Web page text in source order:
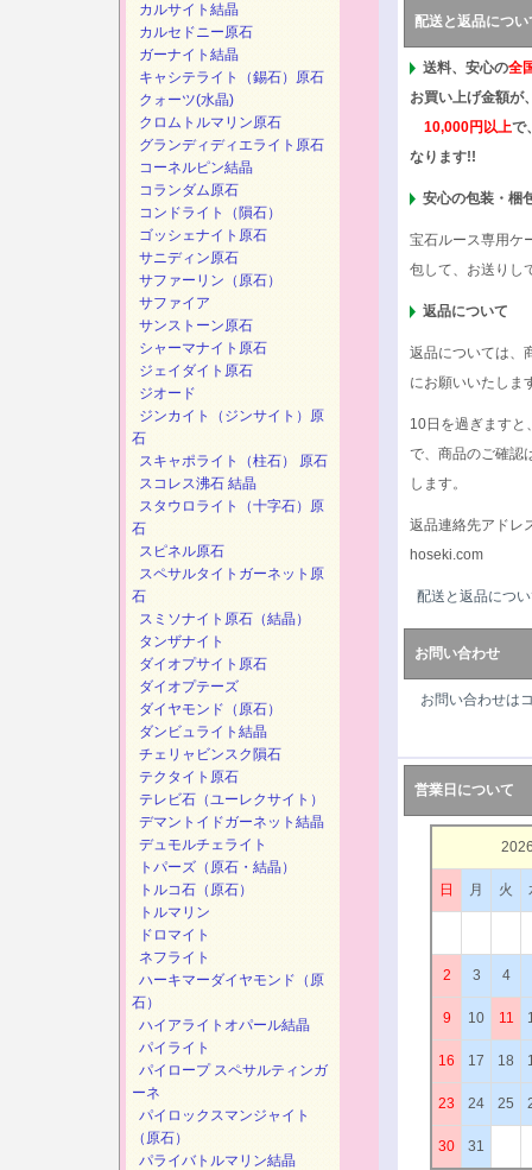
配送と返品につい
送料、安心の全
お買い上げ金額が
10,000円以上で
なります!!
安心の包装・梱
宝石ルース専用ケ
包して、お送りし
返品について
返品については、
にお願いいたしま
10日を過ぎますと
で、商品のご確認
します。
返品連絡先アドレ
hoseki.com
配送と返品につ
お問い合わせ
お問い合わせは
営業日について
日 月 火
2 3 4
9 10 11
16 17 18
23 24 25
30 31
カルサイト結晶
カルセドニー原石
ガーナイト結晶
キャシテライト（錫石）原石
クォーツ(水晶)
クロムトルマリン原石
グランディディエライト原石
コーネルピン結晶
コランダム原石
コンドライト（隕石）
ゴッシェナイト原石
サニディン原石
サファーリン（原石）
サファイア
サンストーン原石
シャーマナイト原石
ジェイダイト原石
ジオード
ジンカイト（ジンサイト）原
石
スキャポライト（柱石） 原石
スコレス沸石 結晶
スタウロライト（十字石）原
石
スピネル原石
スペサルタイトガーネット原
石
スミソナイト原石（結晶）
タンザナイト
ダイオプサイト原石
ダイオプテーズ
ダイヤモンド（原石）
ダンビュライト結晶
チェリャビンスク隕石
テクタイト原石
テレビ石（ユーレクサイト）
デマントイドガーネット結晶
デュモルチェライト
トパーズ（原石・結晶）
トルコ石（原石）
トルマリン
ドロマイト
ネフライト
ハーキマーダイヤモンド（原
石）
ハイアライトオパール結晶
パイライト
パイロープ スペサルティンガ
ーネ
パイロックスマンジャイト
（原石）
パライバトルマリン結晶